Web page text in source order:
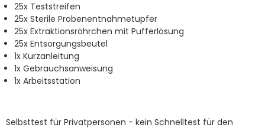
25x Teststreifen
25x Sterile Probenentnahmetupfer
25x Extraktionsröhrchen mit Pufferlösung
25x Entsorgungsbeutel
1x Kurzanleitung
1x Gebrauchsanweisung
1x Arbeitsstation
Selbsttest für Privatpersonen - kein Schnelltest für den